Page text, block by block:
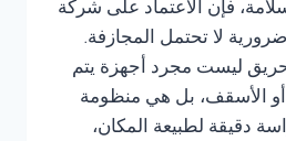
فإن الاعتماد على شركة
لا تحتمل المجازفة.
ليست مجرد أجهزة يتم
أو الأسقف، بل هي منظومة
دقيقة لطبيعة المكان،